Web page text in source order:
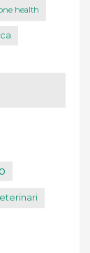
health